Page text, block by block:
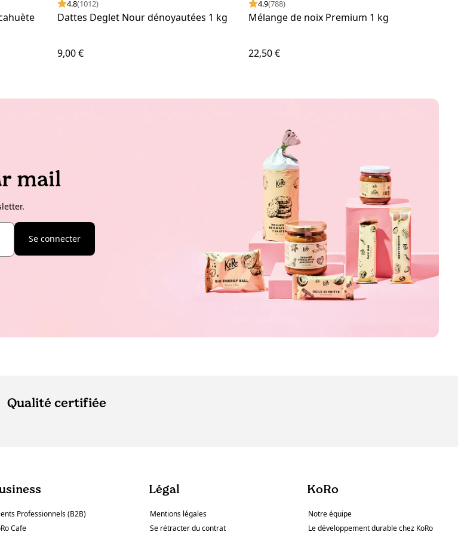
4.8(1012)
Dattes Deglet Nour dénoyautées 1 kg
9,00 €
4.9(788)
Mélange de noix Premium 1 kg
22,50 €
mail
Se connecter
Qualité certifiée
Professionnels (B2B)
Cafe
Légal
Mentions légales
Se rétracter du contrat
KoRo
Notre équipe
Le développement durable chez KoRo